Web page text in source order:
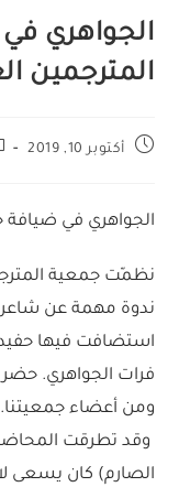
الجواهري
المترجمين
أكتوبر 10, 2019
الجواهري في ضيافة
ندوة مهمة عن شاعر
استضافت فيها
فرات الجواهري.
ومن أعضاء جمعيتنا.
وقد تطرقت
الصارم) كان يسعى